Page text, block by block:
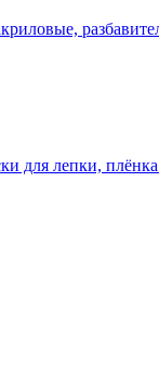
для лепки, плёнка